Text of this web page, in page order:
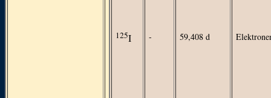
125I - 59,408 d